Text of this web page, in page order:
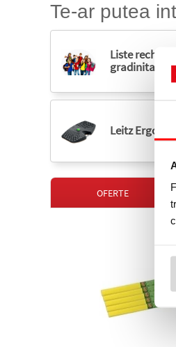
Te-ar putea
Liste rechizite
gradinita
Leitz
OFERTE